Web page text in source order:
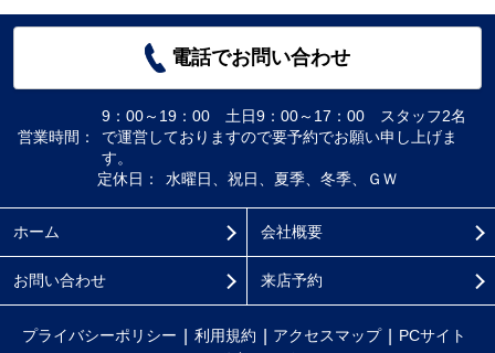
電話でお問い合わせ
営業時間：
9：00～19：00 土日9：00～17：00 スタッフ2名
で運営しておりますので要予約でお願い申し上げま
す。
定休日：
水曜日、祝日、夏季、冬季、ＧＷ
ホーム 会社概要
お問い合わせ 来店予約
プライバシーポリシー 利用規約 アクセスマップ
PCサイト